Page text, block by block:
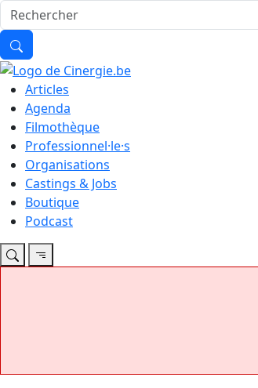
Articles
Agenda
Filmothèque
Professionnel·le·s
Organisations
Castings & Jobs
Boutique
Podcast